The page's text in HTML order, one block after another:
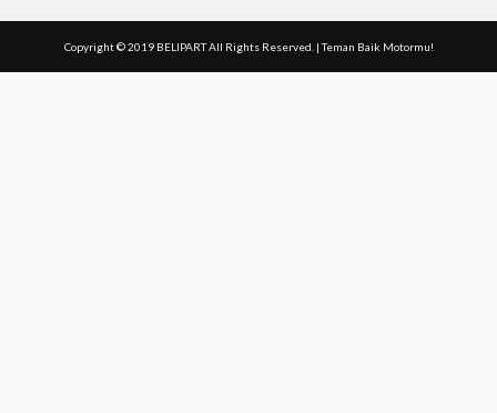
Copyright © 2019 BELIPART All Rights Reserved. | Teman Baik Motormu!